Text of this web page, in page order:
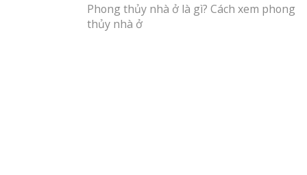
Phong thủy nhà ở là gì? Cách xem phong
thủy nhà ở